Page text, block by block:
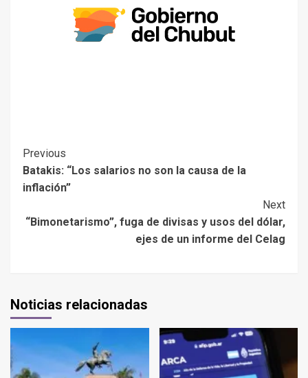
Previous
Batakis: “Los salarios no son la causa de la
inflación”
Next
“Bimonetarismo”, fuga de divisas y usos del dólar,
ejes de un informe del Celag
Noticias relacionadas